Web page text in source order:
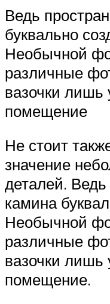
Ведь
буквально
Необычной
различные
вазочки лишь
помещение
Не стоит
значение
деталей. Ведь
камина
Необычной
различные
вазочки лишь
помещение.